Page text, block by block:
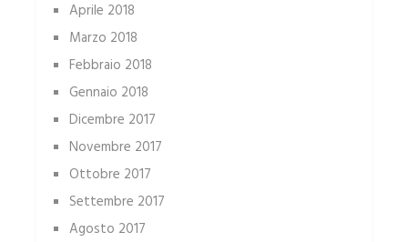
Aprile 2018
Marzo 2018
Febbraio 2018
Gennaio 2018
Dicembre 2017
Novembre 2017
Ottobre 2017
Settembre 2017
Agosto 2017